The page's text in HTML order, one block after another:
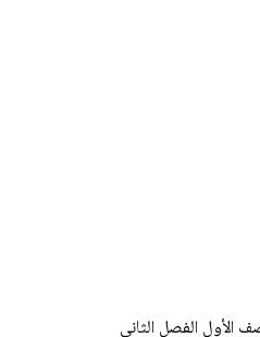
الأول الفصل الثاني